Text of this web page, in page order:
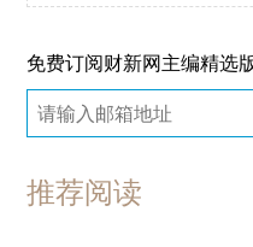
免费订阅财新网主编精选
推荐阅读